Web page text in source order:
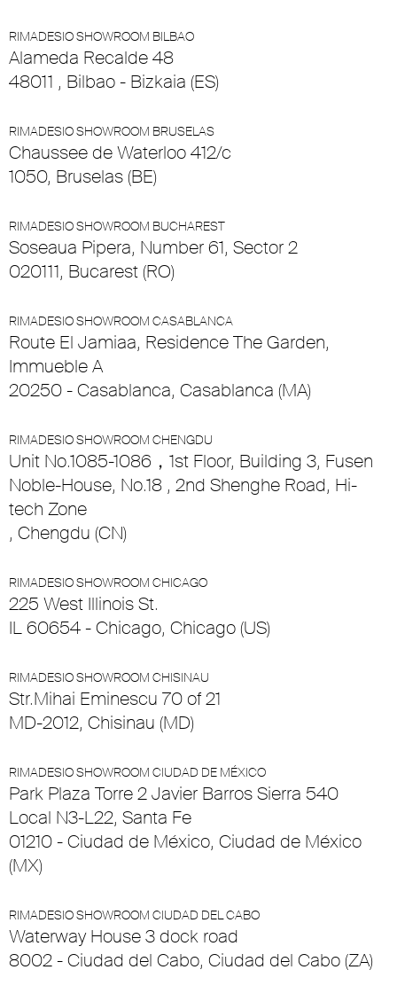
RIMADESIO SHOWROOM BILBAO
Alameda Recalde 48
48011 , Bilbao - Bizkaia (ES)
RIMADESIO SHOWROOM BRUSELAS
Chaussee de Waterloo 412/c
1050, Bruselas (BE)
RIMADESIO SHOWROOM BUCHAREST
Soseaua Pipera, Number 61, Sector 2
020111, Bucarest (RO)
RIMADESIO SHOWROOM CASABLANCA
Route El Jamiaa, Residence The Garden,
Immueble A
20250 - Casablanca, Casablanca (MA)
RIMADESIO SHOWROOM CHENGDU
Unit No.1085-1086，1st Floor, Building 3, Fusen
Noble-House, No.18 , 2nd Shenghe Road, Hi-
tech Zone
, Chengdu (CN)
RIMADESIO SHOWROOM CHICAGO
225 West Illinois St.
IL 60654 - Chicago, Chicago (US)
RIMADESIO SHOWROOM CHISINAU
Str.Mihai Eminescu 70 of 21
MD-2012, Chisinau (MD)
RIMADESIO SHOWROOM CIUDAD DE MÉXICO
Park Plaza Torre 2 Javier Barros Sierra 540
Local N3-L22, Santa Fe
01210 - Ciudad de México, Ciudad de México
(MX)
RIMADESIO SHOWROOM CIUDAD DEL CABO
Waterway House 3 dock road
8002 - Ciudad del Cabo, Ciudad del Cabo (ZA)